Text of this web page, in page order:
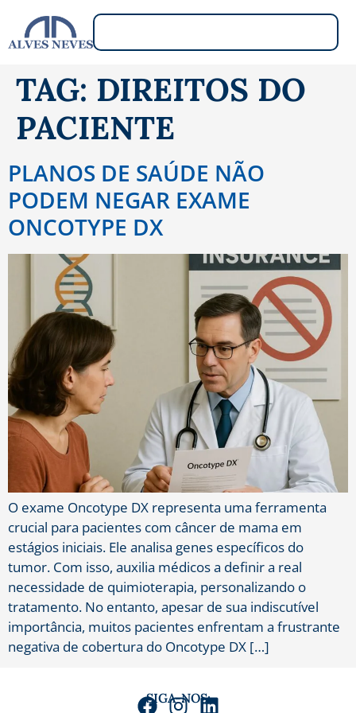
TAG: DIREITOS DO
PACIENTE
PLANOS DE SAÚDE NÃO
PODEM NEGAR EXAME
ONCOTYPE DX
O exame Oncotype DX representa uma ferramenta
crucial para pacientes com câncer de mama em
estágios iniciais. Ele analisa genes específicos do
tumor. Com isso, auxilia médicos a definir a real
necessidade de quimioterapia, personalizando o
tratamento. No entanto, apesar de sua indiscutível
importância, muitos pacientes enfrentam a frustrante
negativa de cobertura do Oncotype DX […]
SIGA-NOS: